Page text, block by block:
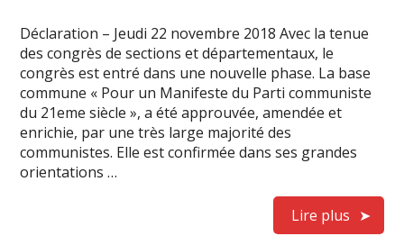
Déclaration – Jeudi 22 novembre 2018 Avec la tenue
des congrès de sections et départementaux, le
congrès est entré dans une nouvelle phase. La base
commune « Pour un Manifeste du Parti communiste
du 21eme siècle », a été approuvée, amendée et
enrichie, par une très large majorité des
communistes. Elle est confirmée dans ses grandes
orientations …
Lire plus